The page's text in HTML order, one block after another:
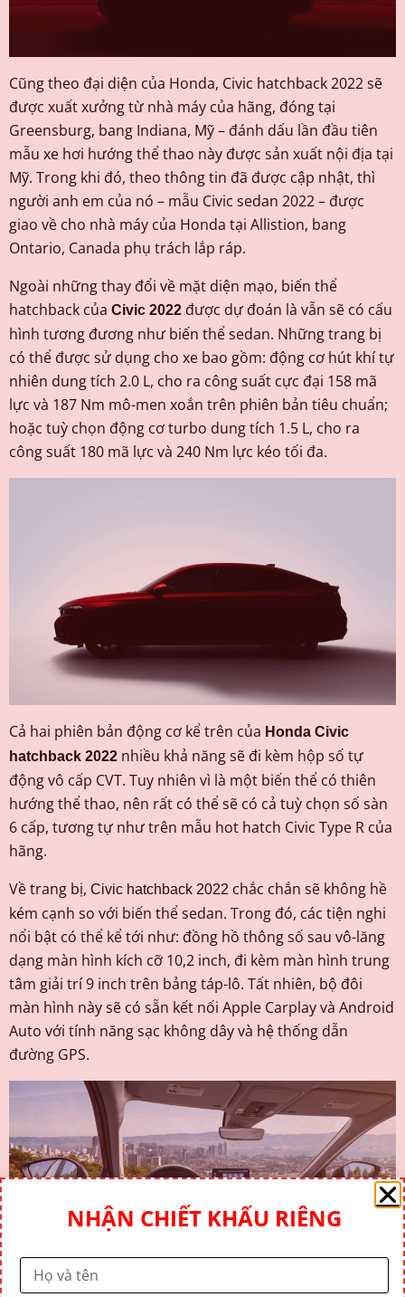
Cũng theo đại diện của Honda, Civic hatchback 2022 sẽ
được xuất xưởng từ nhà máy của hãng, đóng tại
Greensburg, bang Indiana, Mỹ – đánh dấu lần đầu tiên
mẫu xe hơi hướng thể thao này được sản xuất nội địa tại
Mỹ. Trong khi đó, theo thông tin đã được cập nhật, thì
người anh em của nó – mẫu Civic sedan 2022 – được
giao về cho nhà máy của Honda tại Allistion, bang
Ontario, Canada phụ trách lắp ráp.
Ngoài những thay đổi về mặt diện mạo, biến thể
hatchback của Civic 2022 được dự đoán là vẫn sẽ có cấu
hình tương đương như biến thể sedan. Những trang bị
có thể được sử dụng cho xe bao gồm: động cơ hút khí tự
nhiên dung tích 2.0 L, cho ra công suất cực đại 158 mã
lực và 187 Nm mô-men xoắn trên phiên bản tiêu chuẩn;
hoặc tuỳ chọn động cơ turbo dung tích 1.5 L, cho ra
công suất 180 mã lực và 240 Nm lực kéo tối đa.
Cả hai phiên bản động cơ kể trên của Honda Civic
hatchback 2022 nhiều khả năng sẽ đi kèm hộp số tự
động vô cấp CVT. Tuy nhiên vì là một biến thể có thiên
hướng thể thao, nên rất có thể sẽ có cả tuỳ chọn số sàn
6 cấp, tương tự như trên mẫu hot hatch Civic Type R của
hãng.
Về trang bị, Civic hatchback 2022 chắc chắn sẽ không hề
kém cạnh so với biến thể sedan. Trong đó, các tiện nghi
nổi bật có thể kể tới như: đồng hồ thông số sau vô-lăng
dạng màn hình kích cỡ 10,2 inch, đi kèm màn hình trung
tâm giải trí 9 inch trên bảng táp-lô. Tất nhiên, bộ đôi
màn hình này sẽ có sẵn kết nối Apple Carplay và Android
Auto với tính năng sạc không dây và hệ thống dẫn
đường GPS.
NHẬN CHIẾT KHẤU RIÊNG